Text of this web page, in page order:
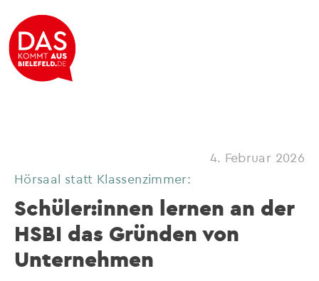
4. Februar 2026
Hörsaal statt Klassenzimmer:
Schüler:innen lernen an der
HSBI das Gründen von
Unternehmen